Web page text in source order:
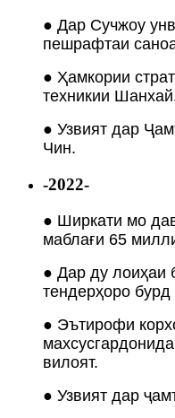
● Дар Сучжоу
пешрафтаи
● Ҳамкории
техникии
● Узвият дар
Чин.
-2022-
● Ширкати мо
маблағи 65
● Дар ду лоиҳаи
тендерҳоро бурд
● Эътирофи
вилоят.
● Узвият дар